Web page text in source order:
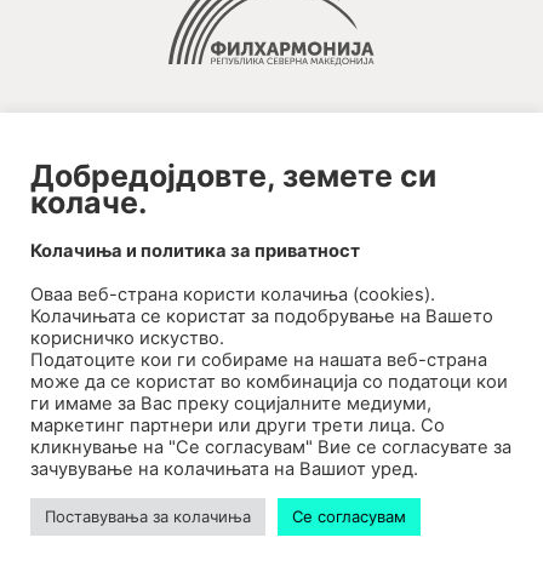
Filharmonija
Добредојдовте, земете си
колаче.
Колачиња и политика за приватност
Оваа веб-странa користи колачиња (cookies).
Колачињата се користат за подобрување на Вашето
корисничко искуство.
Податоците кои ги собираме на нашата веб-страна
може да се користат во комбинација со податоци кои
ги имаме за Вас преку социјалните медиуми,
маркетинг партнери или други трети лица. Со
кликнување на "Се согласувам" Вие се согласувате за
зачувување на колачињата на Вашиот уред.
Поставувања за колачиња Се согласувам